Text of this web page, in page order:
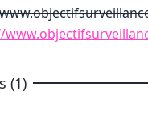
(1)